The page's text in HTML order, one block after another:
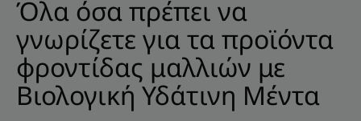
Όλα όσα πρέπει να
γνωρίζετε για τα προϊόντα
φροντίδας μαλλιών με
Βιολογική Υδάτινη Μέντα